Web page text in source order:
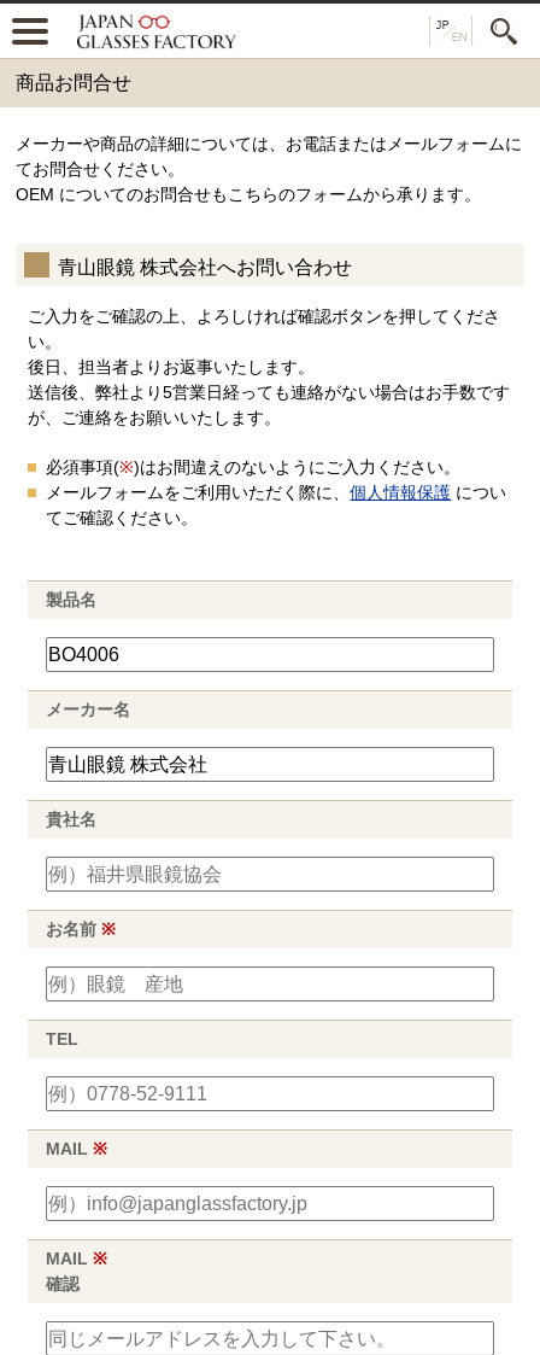
商品お問合せ
メーカーや商品の詳細については、お電話またはメールフォームに
てお問合せください。
OEM についてのお問合せもこちらのフォームから承ります。
青山眼鏡 株式会社へお問い合わせ
ご入力をご確認の上、よろしければ確認ボタンを押してくださ
い。
後日、担当者よりお返事いたします。
送信後、弊社より5営業日経っても連絡がない場合はお手数です
が、ご連絡をお願いいたします。
必須事項(※)はお間違えのないようにご入力ください。
メールフォームをご利用いただく際に、個人情報保護 につい
てご確認ください。
製品名
メーカー名
貴社名
お名前※
TEL
MAIL※
MAIL※
確認